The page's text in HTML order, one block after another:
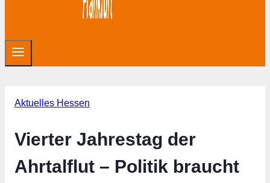
Aktuelles Hessen
Vierter Jahrestag der
Ahrtalflut – Politik braucht